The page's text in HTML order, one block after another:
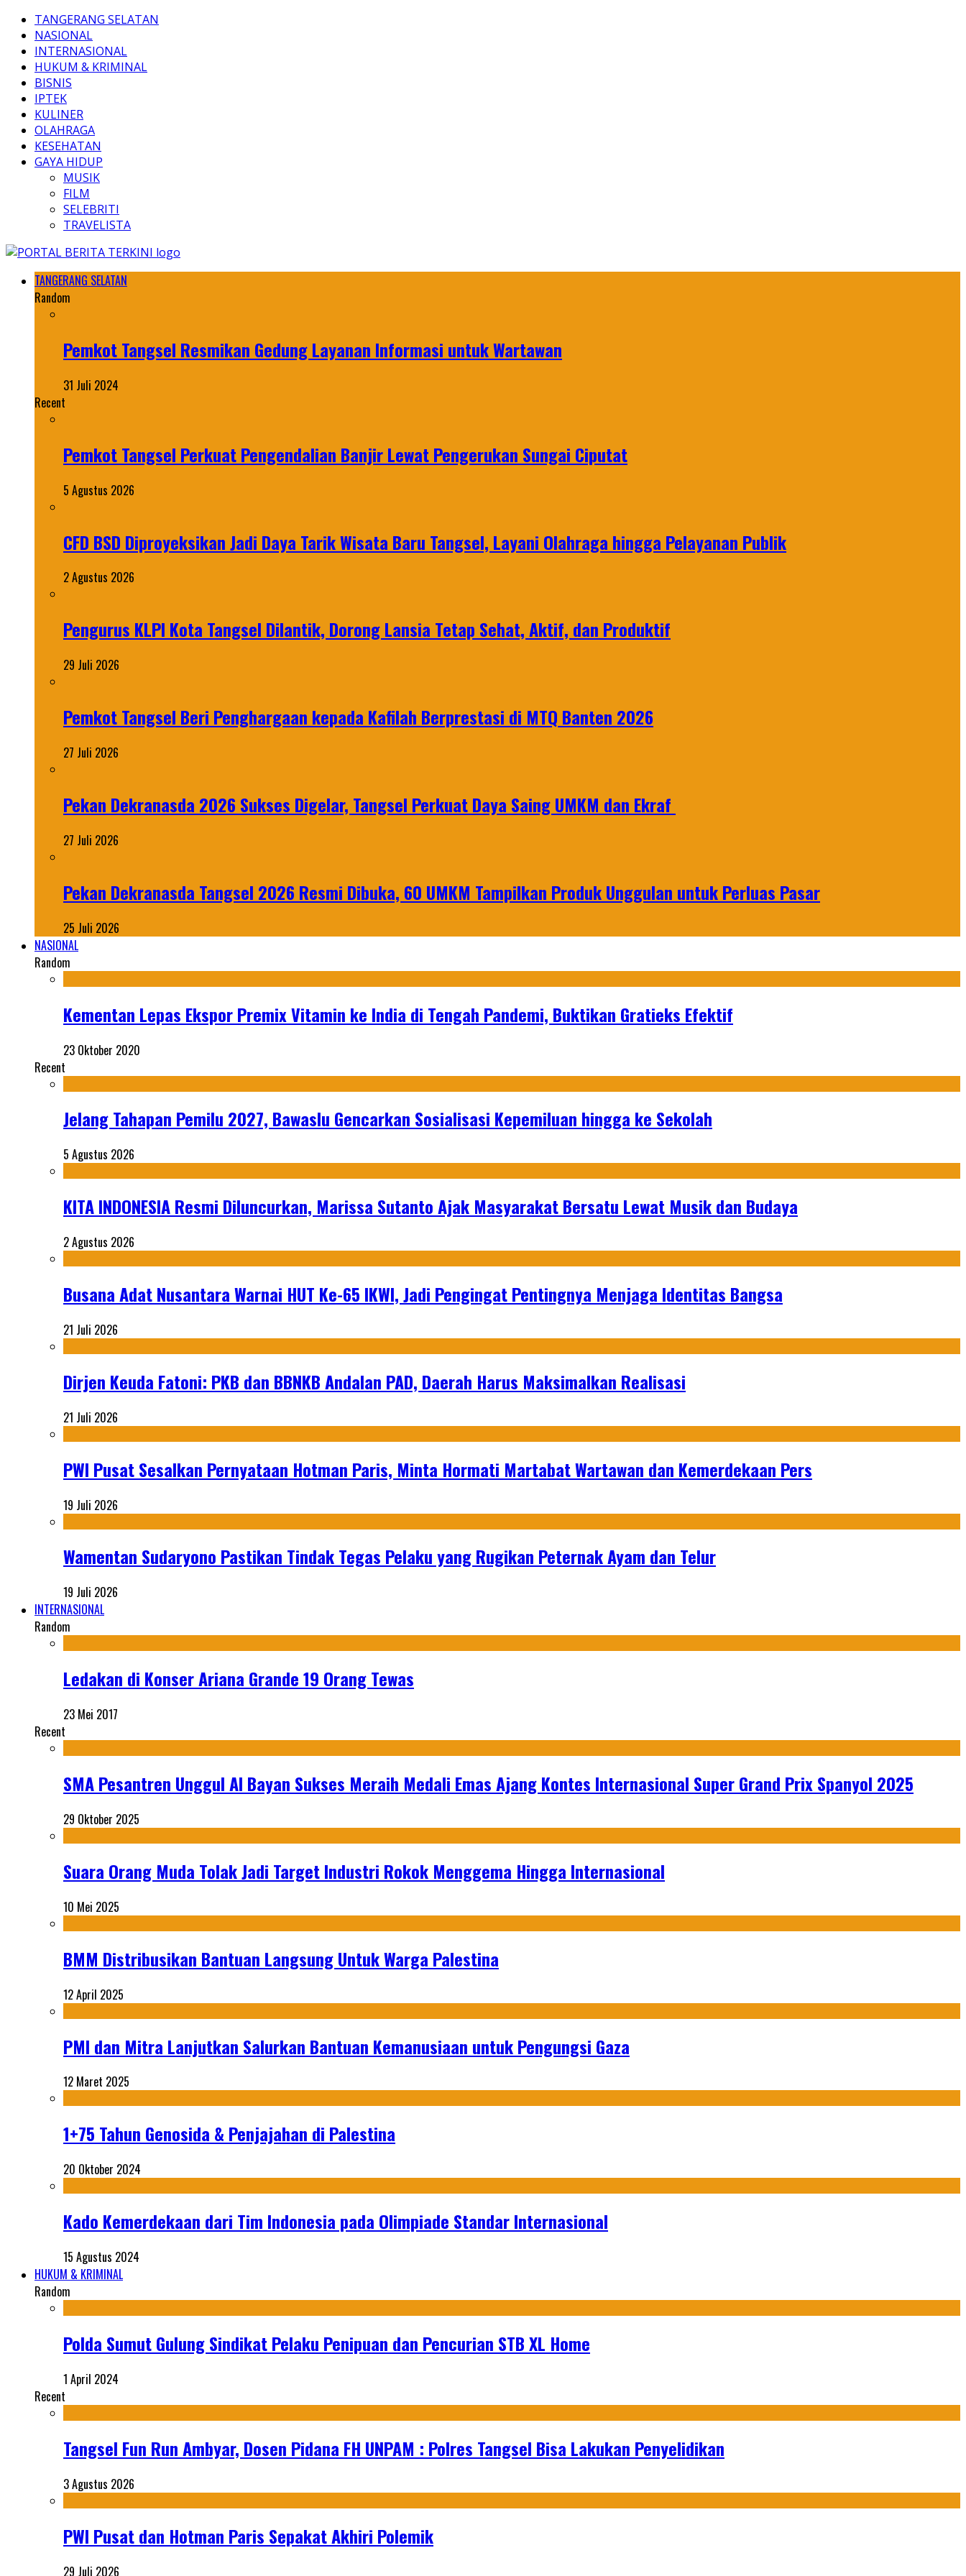
TANGERANG SELATAN
NASIONAL
INTERNASIONAL
HUKUM & KRIMINAL
BISNIS
IPTEK
KULINER
OLAHRAGA
KESEHATAN
GAYA HIDUP
MUSIK
FILM
SELEBRITI
TRAVELISTA
TANGERANG SELATAN
Random
Pemkot Tangsel Resmikan Gedung Layanan Informasi untuk Wartawan
31 Juli 2024
Recent
Pemkot Tangsel Perkuat Pengendalian Banjir Lewat Pengerukan Sungai Ciputat
5 Agustus 2026
CFD BSD Diproyeksikan Jadi Daya Tarik Wisata Baru Tangsel, Layani Olahraga hingga Pelayanan Publik
2 Agustus 2026
Pengurus KLPI Kota Tangsel Dilantik, Dorong Lansia Tetap Sehat, Aktif, dan Produktif
29 Juli 2026
Pemkot Tangsel Beri Penghargaan kepada Kafilah Berprestasi di MTQ Banten 2026
27 Juli 2026
Pekan Dekranasda 2026 Sukses Digelar, Tangsel Perkuat Daya Saing UMKM dan Ekraf
27 Juli 2026
Pekan Dekranasda Tangsel 2026 Resmi Dibuka, 60 UMKM Tampilkan Produk Unggulan untuk Perluas Pasar
25 Juli 2026
NASIONAL
Random
Kementan Lepas Ekspor Premix Vitamin ke India di Tengah Pandemi, Buktikan Gratieks Efektif
23 Oktober 2020
Recent
Jelang Tahapan Pemilu 2027, Bawaslu Gencarkan Sosialisasi Kepemiluan hingga ke Sekolah
5 Agustus 2026
KITA INDONESIA Resmi Diluncurkan, Marissa Sutanto Ajak Masyarakat Bersatu Lewat Musik dan Budaya
2 Agustus 2026
Busana Adat Nusantara Warnai HUT Ke-65 IKWI, Jadi Pengingat Pentingnya Menjaga Identitas Bangsa
21 Juli 2026
Dirjen Keuda Fatoni: PKB dan BBNKB Andalan PAD, Daerah Harus Maksimalkan Realisasi
21 Juli 2026
PWI Pusat Sesalkan Pernyataan Hotman Paris, Minta Hormati Martabat Wartawan dan Kemerdekaan Pers
19 Juli 2026
Wamentan Sudaryono Pastikan Tindak Tegas Pelaku yang Rugikan Peternak Ayam dan Telur
19 Juli 2026
INTERNASIONAL
Random
Ledakan di Konser Ariana Grande 19 Orang Tewas
23 Mei 2017
Recent
SMA Pesantren Unggul Al Bayan Sukses Meraih Medali Emas Ajang Kontes Internasional Super Grand Prix Spanyol 2025
29 Oktober 2025
Suara Orang Muda Tolak Jadi Target Industri Rokok Menggema Hingga Internasional
10 Mei 2025
BMM Distribusikan Bantuan Langsung Untuk Warga Palestina
12 April 2025
PMI dan Mitra Lanjutkan Salurkan Bantuan Kemanusiaan untuk Pengungsi Gaza
12 Maret 2025
1+75 Tahun Genosida & Penjajahan di Palestina
20 Oktober 2024
Kado Kemerdekaan dari Tim Indonesia pada Olimpiade Standar Internasional
15 Agustus 2024
HUKUM & KRIMINAL
Random
Polda Sumut Gulung Sindikat Pelaku Penipuan dan Pencurian STB XL Home
1 April 2024
Recent
Tangsel Fun Run Ambyar, Dosen Pidana FH UNPAM : Polres Tangsel Bisa Lakukan Penyelidikan
3 Agustus 2026
PWI Pusat dan Hotman Paris Sepakat Akhiri Polemik
29 Juli 2026